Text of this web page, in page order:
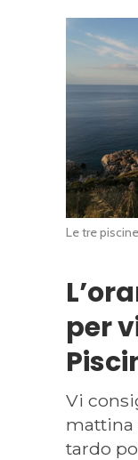
Le tre
per
Vi
mattina
tardo